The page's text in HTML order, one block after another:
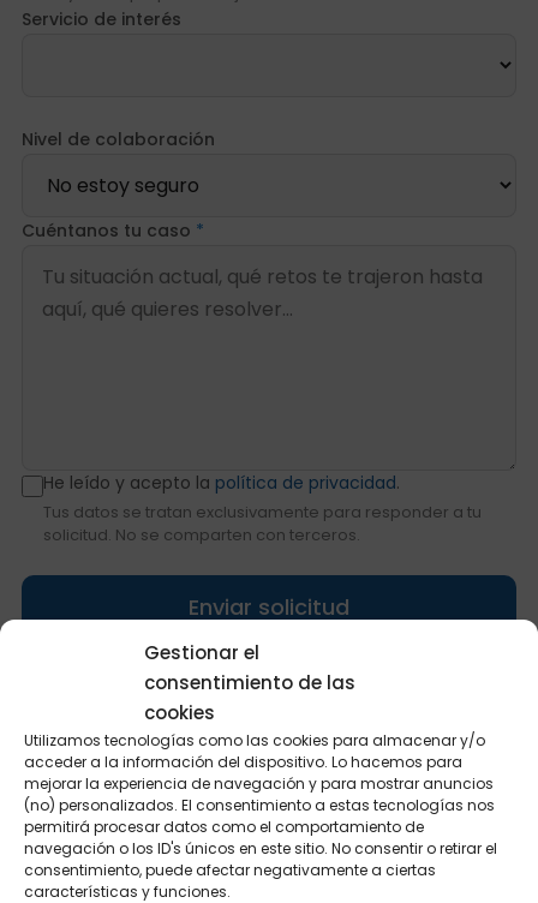
Gestionar el
consentimiento de las
cookies
Utilizamos tecnologías como las cookies para almacenar y/o
acceder a la información del dispositivo. Lo hacemos para
mejorar la experiencia de navegación y para mostrar anuncios
(no) personalizados. El consentimiento a estas tecnologías nos
permitirá procesar datos como el comportamiento de
navegación o los ID's únicos en este sitio. No consentir o retirar el
consentimiento, puede afectar negativamente a ciertas
características y funciones.
Servicio de interés
Nivel de colaboración
Cuéntanos tu caso
He leído y acepto la política de privacidad.
Tus datos se tratan exclusivamente para responder a tu
solicitud. No se comparten con terceros.
Enviar solicitud
Otras formas de contactar
EMAIL
hola@digitalgrowth.io